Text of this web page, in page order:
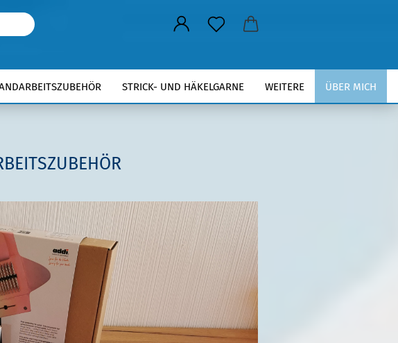
Suche...
STRICK- UND HÄKELGARNE ÜBER MICH
WEITERE